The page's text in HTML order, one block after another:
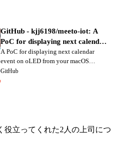
GitHub - kjj6198/meeto-iot: A
PoC for displaying next calendar
event on oLED from your
macOS calendar through BLE
A PoC for displaying next calendar
event on oLED from your macOS
calendar through BLE - kjj6198/meeto-
GitHub
役立ってくれた2人の上司につ